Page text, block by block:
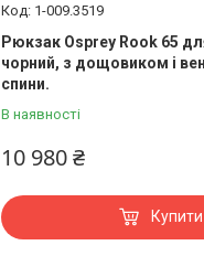
1-009.3519
Рюкзак Osprey Rook 65
чорний, з дощовиком і
спини.
В наявності
10 980 ₴
Купити